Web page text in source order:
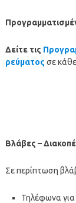
Δείτε τις
ρεύματος σε κάθε
Βλάβες –
Σε περίπτωση
Τηλέφωνα